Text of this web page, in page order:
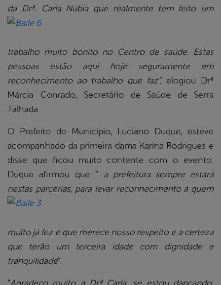
da Drª. Carla Núbia que realmente tem feito um
trabalho muito bonito no Centro de saúde. Estas
pessoas estão aqui hoje seguramente em
reconhecimento ao trabalho que faz”,elogiou Drª
Márcia Conrado, Secretário de Saúde de Serra
Talhada.
O Prefeito do Município, Luciano Duque, esteve
acompanhado da primeira dama Karina Rodrigues e
disse que ficou muito contente com o evento.
Duque afirmou que “ a prefeitura sempre estará
nestas parcerias, para levar reconhecimento a quem
muito já fez e que merece nosso respeito e a certeza
que terão um terceira idade com dignidade e
tranquilidade”.